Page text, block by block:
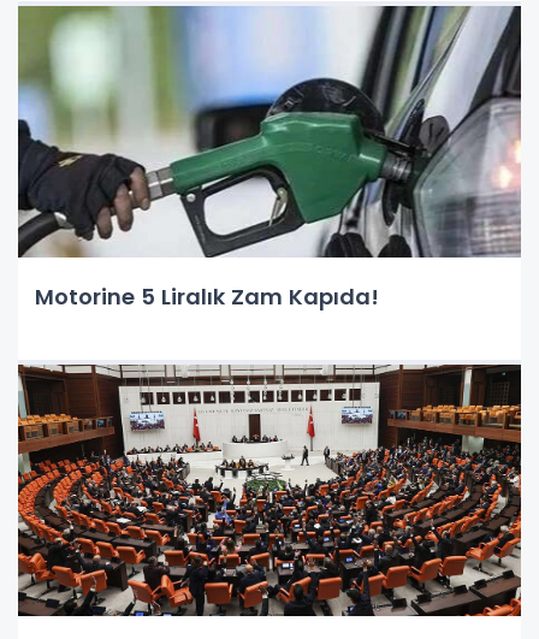
Motorine 5 Liralık Zam Kapıda!